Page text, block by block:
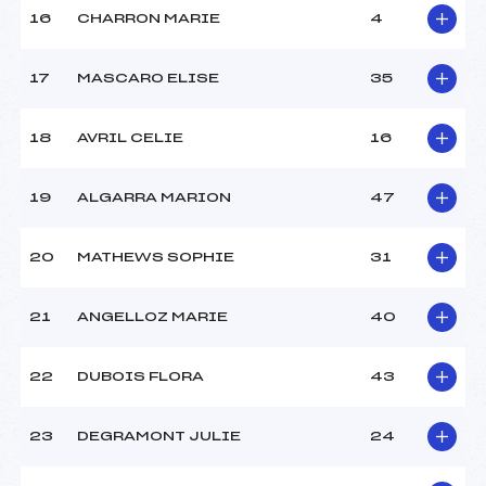
-02
179.1200
Ben+Min
16 CHARRON MARIE 4
17 MASCARO ELISE 35
18 AVRIL CELIE 16
19 ALGARRA MARION 47
20 MATHEWS SOPHIE 31
21 ANGELLOZ MARIE 40
22 DUBOIS FLORA 43
23 DEGRAMONT JULIE 24